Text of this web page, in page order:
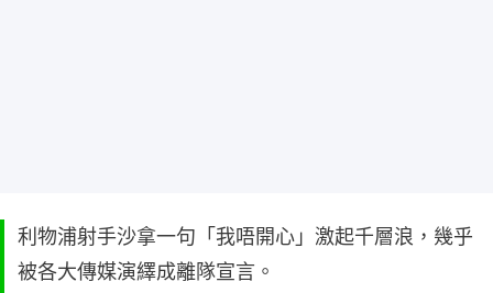
利物浦射手沙拿一句「我唔開心」激起千層浪，幾乎
被各大傳媒演繹成離隊宣言。